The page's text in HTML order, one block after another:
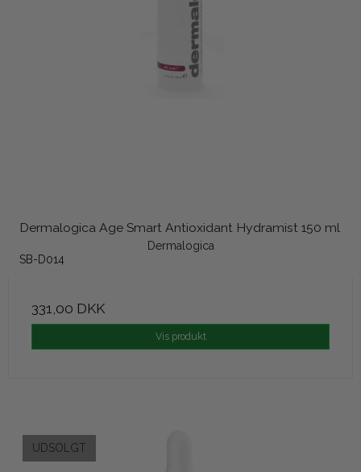
Dermalogica Age Smart Antioxidant Hydramist 150 ml
Dermalogica
SB-D014
331,00 DKK
Vis produkt
UDSOLGT